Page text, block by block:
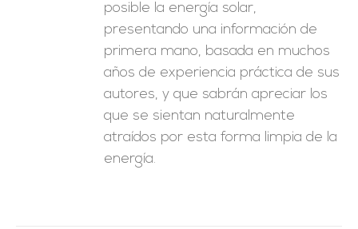
posible la energía solar,
presentando una información de
primera mano, basada en muchos
años de experiencia práctica de sus
autores, y que sabrán apreciar los
que se sientan naturalmente
atraídos por esta forma limpia de la
energía.